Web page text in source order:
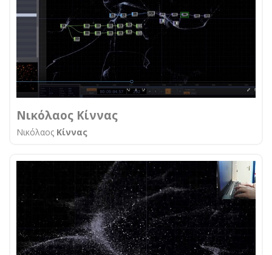
Νικόλαος Κίννας
Νικόλαος Κίννας